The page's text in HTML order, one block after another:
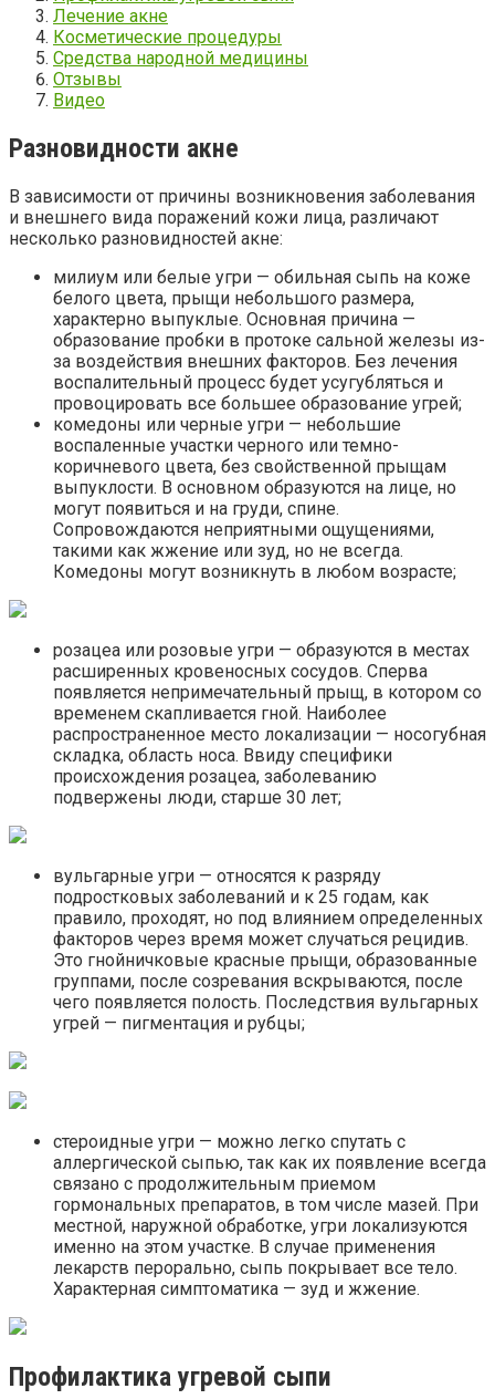
Лечение акне
Косметические процедуры
Средства народной медицины
Отзывы
Видео
Разновидности акне
В зависимости от причины возникновения заболевания
и внешнего вида поражений кожи лица, различают
несколько разновидностей акне:
милиум или белые угри — обильная сыпь на коже
белого цвета, прыщи небольшого размера,
характерно выпуклые. Основная причина —
образование пробки в протоке сальной железы из-
за воздействия внешних факторов. Без лечения
воспалительный процесс будет усугубляться и
провоцировать все большее образование угрей;
комедоны или черные угри — небольшие
воспаленные участки черного или темно-
коричневого цвета, без свойственной прыщам
выпуклости. В основном образуются на лице, но
могут появиться и на груди, спине.
Сопровождаются неприятными ощущениями,
такими как жжение или зуд, но не всегда.
Комедоны могут возникнуть в любом возрасте;
розацеа или розовые угри — образуются в местах
расширенных кровеносных сосудов. Сперва
появляется непримечательный прыщ, в котором со
временем скапливается гной. Наиболее
распространенное место локализации — носогубная
складка, область носа. Ввиду специфики
происхождения розацеа, заболеванию
подвержены люди, старше 30 лет;
вульгарные угри — относятся к разряду
подростковых заболеваний и к 25 годам, как
правило, проходят, но под влиянием определенных
факторов через время может случаться рецидив.
Это гнойничковые красные прыщи, образованные
группами, после созревания вскрываются, после
чего появляется полость. Последствия вульгарных
угрей — пигментация и рубцы;
стероидные угри — можно легко спутать с
аллергической сыпью, так как их появление всегда
связано с продолжительным приемом
гормональных препаратов, в том числе мазей. При
местной, наружной обработке, угри локализуются
именно на этом участке. В случае применения
лекарств перорально, сыпь покрывает все тело.
Характерная симптоматика — зуд и жжение.
Профилактика угревой сыпи